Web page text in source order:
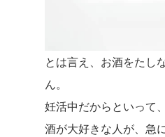
とは言え、お酒をたし
ん。
妊活中だからといって
酒が大好きな人が、急